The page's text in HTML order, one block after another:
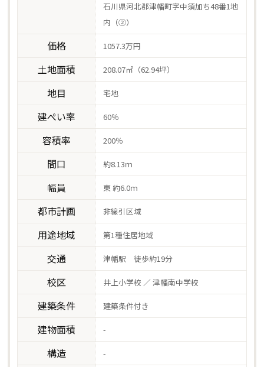
石川県河北郡津幡町字中須加ち48番1地
内（②）
価格 1057.3万円
土地面積 208.07㎡（62.94坪）
地目 宅地
建ぺい率 60％
容積率 200％
間口 約8.13ｍ
幅員 東 約6.0ｍ
都市計画 非線引区域
用途地域 第1種住居地域
交通 津幡駅 徒歩約19分
校区 井上小学校 ／ 津幡南中学校
建築条件 建築条件付き
建物面積 -
構造 -